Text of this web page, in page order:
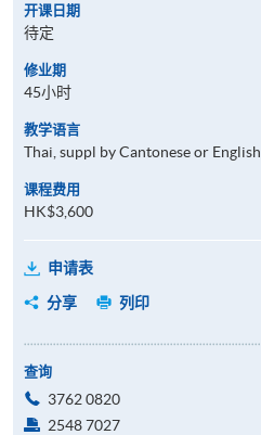
开课日期
待定
修业期
45小时
教学语言
Thai, suppl by Cantonese or English
课程费用
HK$3,600
申请表
分享
列印
查询
3762 0820
2548 7027